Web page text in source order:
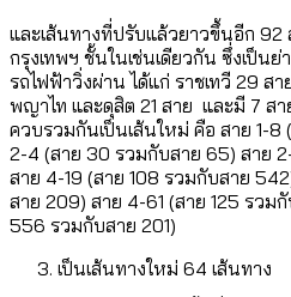
และเส้นทางที่ปรับแล้วยาวขึ้นอีก 92
กรุงเทพฯ ชั้นในเช่นเดียวกัน ซึ่งเป็น
รถไฟฟ้าวิ่งผ่าน ได้แก่ ราชเทวี 29
พญาไท และดุสิต 21 สาย และมี 7 สา
ควบรวมกันเป็นเส้นใหม่ คือ สาย 1-
2-4 (สาย 30 รวมกับสาย 65) สาย
สาย 4-19 (สาย 108 รวมกับสาย
สาย 209) สาย 4-61 (สาย 125 รวม
556 รวมกับสาย 201)
เป็นเส้นทางใหม่ 64 เส้นทาง